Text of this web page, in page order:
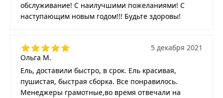
обслуживание! С наилучшими пожеланиями! С
наступающим новым годом!!! Будьте здоровы!
Ольга М.
5 декабря 2021
Ель, доставили быстро, в срок. Ель красивая,
пушистая, быстрая сборка. Все понравилось.
Менеджеры грамотные,во время отвечали на